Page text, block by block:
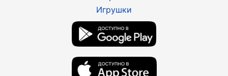
Игрушки